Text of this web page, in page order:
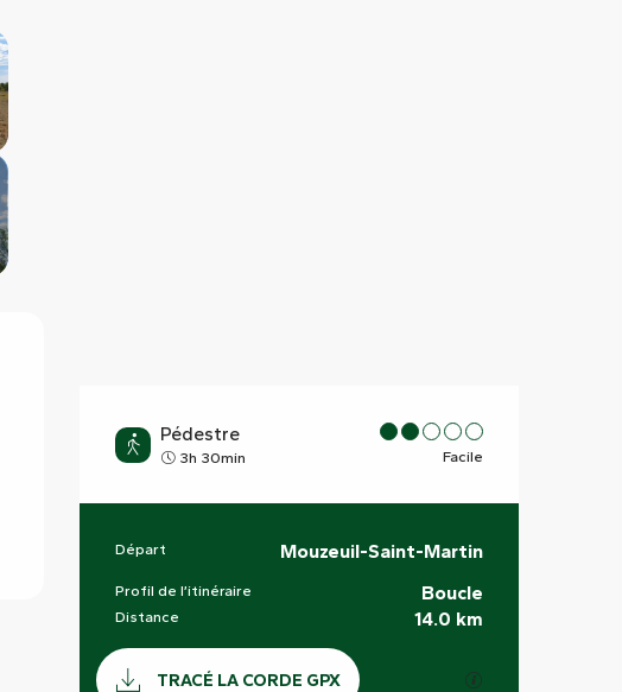
Pédestre
3h 30min Facile
Informations pratiques
Départ Mouzeuil-Saint-Martin
Profil de l’itinéraire Boucle
Distance 14.0 km
Documentation
TRACÉ LA CORDE GPX